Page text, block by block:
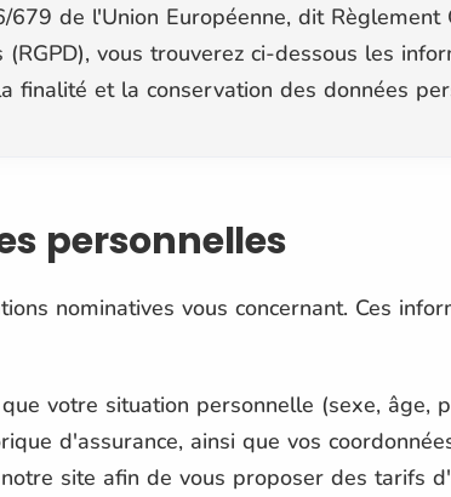
de l'Union Européenne, dit Règlement
vous trouverez ci-dessous les
finalité et la conservation des données
personnelles
nominatives vous concernant. Ces
votre situation personnelle (sexe, âge,
d'assurance, ainsi que vos
site afin de vous proposer des tarifs